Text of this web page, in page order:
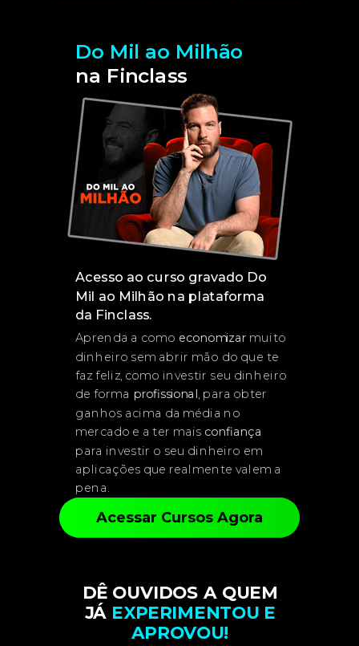
DÊ OUVIDOS A QUEM
JÁ EXPERIMENTOU E
APROVOU!
Aprenda a como economizar muito
dinheiro sem abrir mão do que te
faz feliz, como investir seu dinheiro
de forma profissional , para obter
ganhos acima da média no
mercado e a ter mais confiança
para investir o seu dinheiro em
aplicações que realmente valem a
pena.
Do Mil ao Milhão
na Finclass
Acesso ao curso gravado Do
Mil ao Milhão na plataforma
da Finclass.
Acessar Cursos Agora